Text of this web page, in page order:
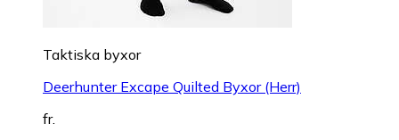
Taktiska byxor
Deerhunter Excape Quilted Byxor (Herr)
fr.